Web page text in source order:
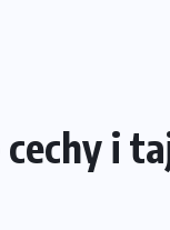
cechy i